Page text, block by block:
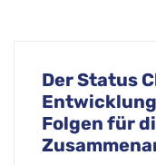
Der Status
Folgen für